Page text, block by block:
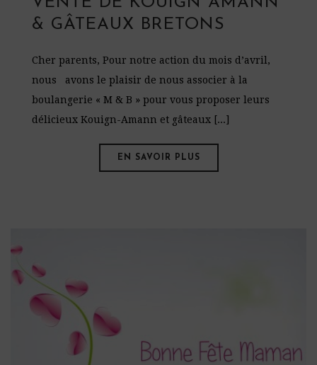
& GÂTEAUX BRETONS
Cher parents, Pour notre action du mois d’avril,
nous avons le plaisir de nous associer à la
boulangerie « M & B » pour vous proposer leurs
délicieux Kouign-Amann et gâteaux [...]
EN SAVOIR PLUS